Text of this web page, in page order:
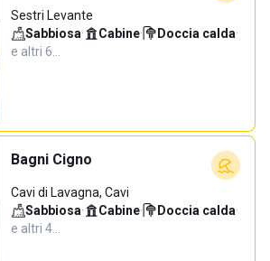
Sestri Levante
Sabbiosa· Cabine· Doccia calda·
e altri 6…
Bagni Cigno
Cavi di Lavagna, Cavi
Sabbiosa· Cabine· Doccia calda·
e altri 4…